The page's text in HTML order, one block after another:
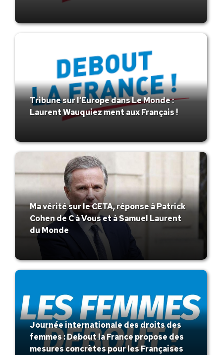
Tribune sur l’Europe dans Le Monde :
Laurent Wauquiez ment aux Français !
Ma vérité sur le CETA, réponse à Patrick
Cohen de C à Vous et à Samuel Laurent
du Monde
Journée internationale des droits des
femmes : Debout la France propose des
mesures concrètes pour les Françaises